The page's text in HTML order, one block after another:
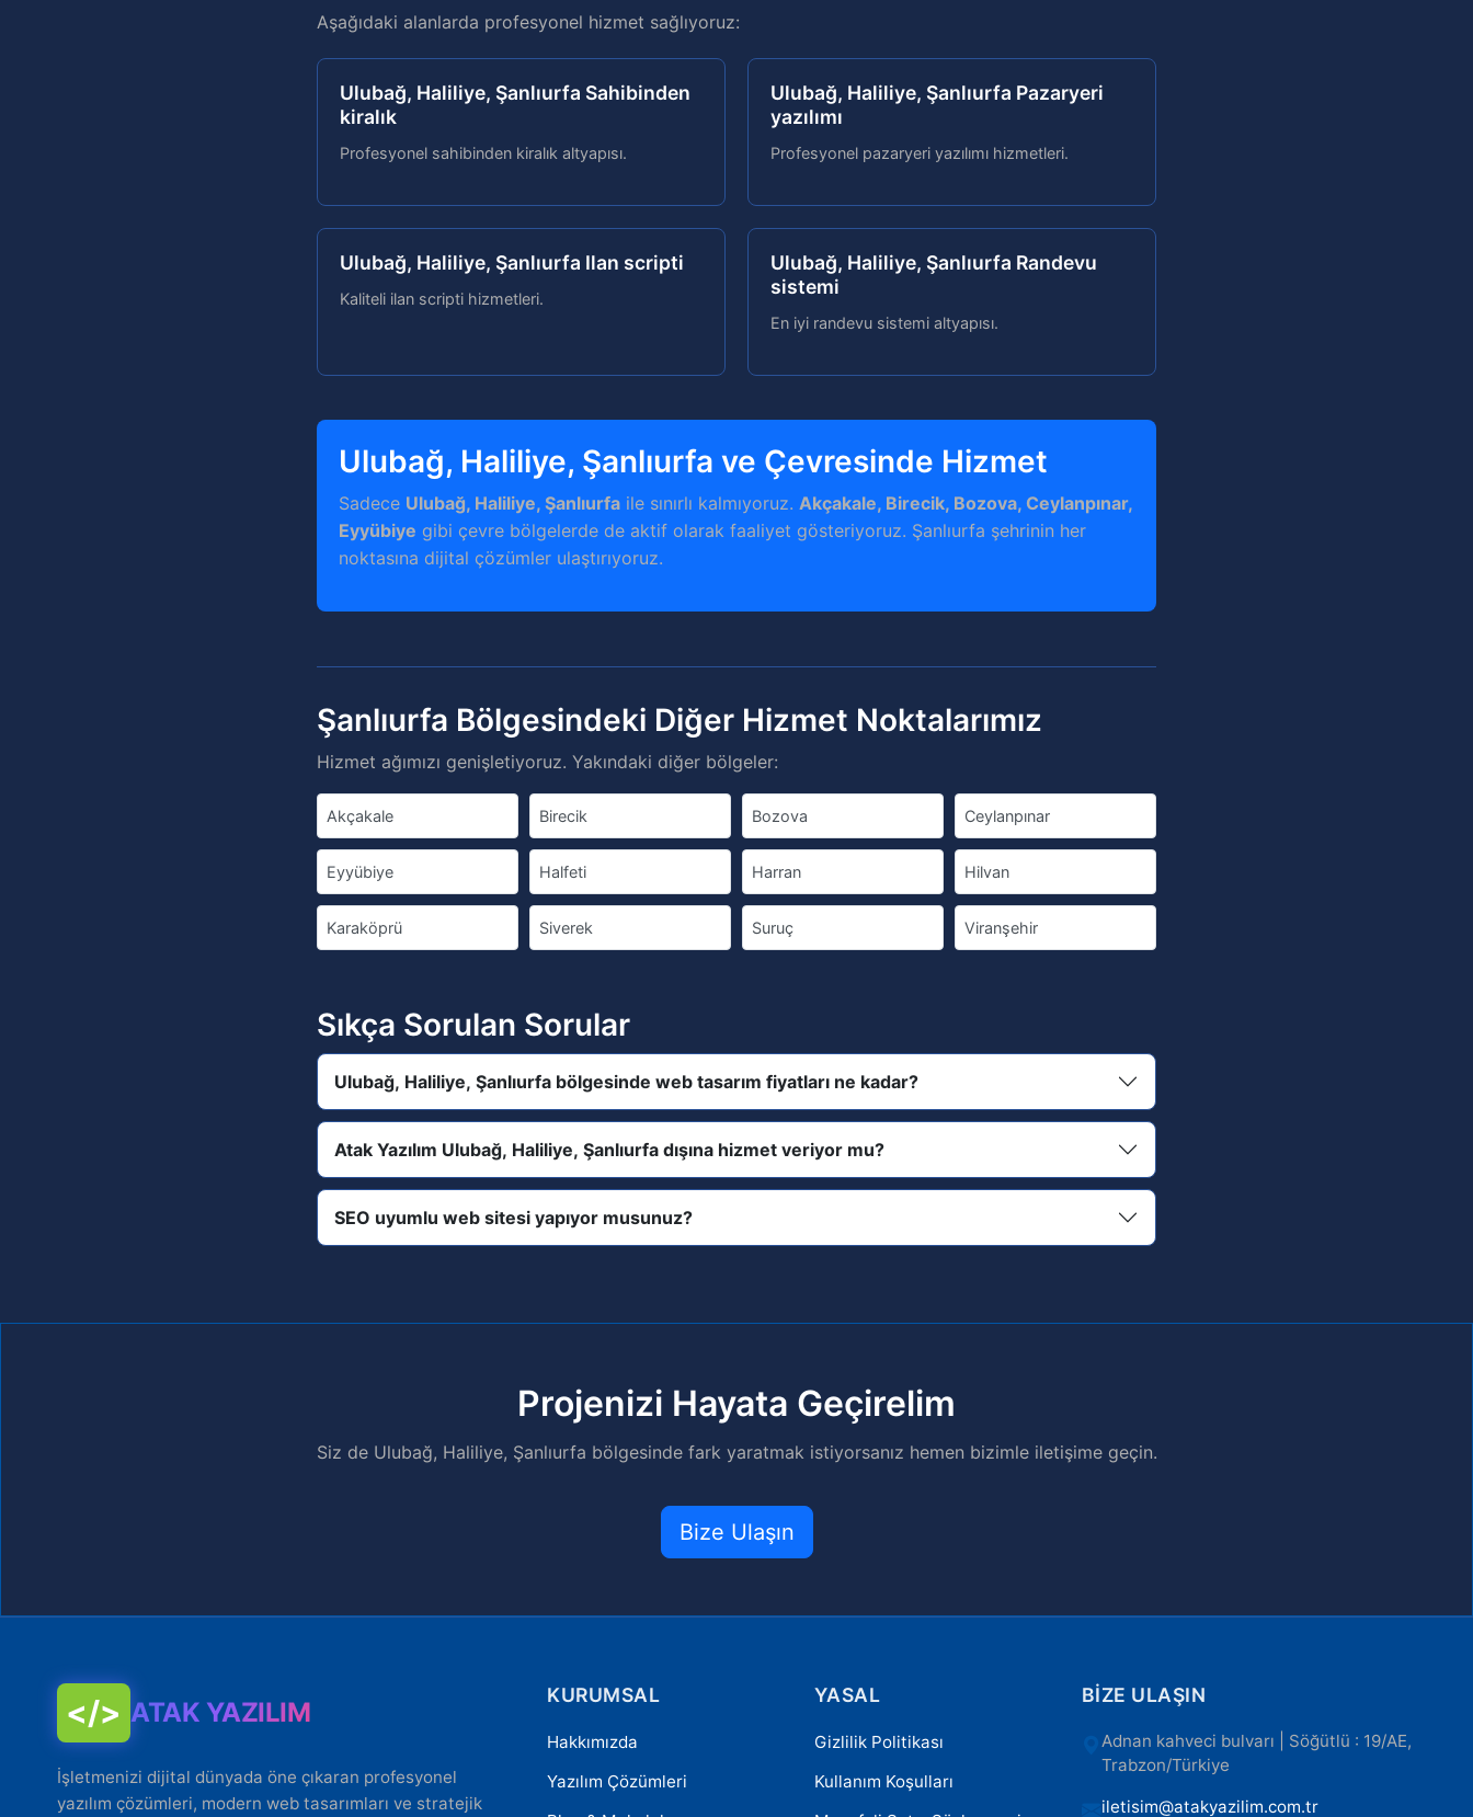
Aşağıdaki alanlarda profesyonel hizmet sağlıyoruz:
Ulubağ, Haliliye, Şanlıurfa Sahibinden
kiralık
Profesyonel sahibinden kiralık altyapısı.
Ulubağ, Haliliye, Şanlıurfa Pazaryeri
yazılımı
Profesyonel pazaryeri yazılımı hizmetleri.
Ulubağ, Haliliye, Şanlıurfa Ilan scripti
Kaliteli ilan scripti hizmetleri.
Ulubağ, Haliliye, Şanlıurfa Randevu
sistemi
En iyi randevu sistemi altyapısı.
Ulubağ, Haliliye, Şanlıurfa ve Çevresinde Hizmet
Sadece Ulubağ, Haliliye, Şanlıurfa ile sınırlı kalmıyoruz.Akçakale, Birecik, Bozova, Ceylanpınar,
Eyyübiye gibi çevre bölgelerde de aktif olarak faaliyet gösteriyoruz. Şanlıurfa şehrinin her
noktasına dijital çözümler ulaştırıyoruz.
Şanlıurfa Bölgesindeki Diğer Hizmet Noktalarımız
Hizmet ağımızı genişletiyoruz. Yakındaki diğer bölgeler:
Akçakale Birecik Bozova Ceylanpınar
Eyyübiye Halfeti Harran Hilvan
Karaköprü Siverek Suruç Viranşehir
Sıkça Sorulan Sorular
Ulubağ, Haliliye, Şanlıurfa bölgesinde web tasarım fiyatları ne kadar?
Atak Yazılım Ulubağ, Haliliye, Şanlıurfa dışına hizmet veriyor mu?
SEO uyumlu web sitesi yapıyor musunuz?
Projenizi Hayata Geçirelim
Siz de Ulubağ, Haliliye, Şanlıurfa bölgesinde fark yaratmak istiyorsanız hemen bizimle iletişime geçin.
Bize Ulaşın
</> ATAK YAZILIM
İşletmenizi dijital dünyada öne çıkaran profesyonel
yazılım çözümleri, modern web tasarımları ve stratejik
KURUMSAL
Hakkımızda
Yazılım Çözümleri
YASAL
Gizlilik Politikası
Kullanım Koşulları
BIZE ULAŞIN
Adnan kahveci bulvarı | Söğütlü : 19/AE,
Trabzon/Türkiye
iletisim@atakyazilim.com.tr